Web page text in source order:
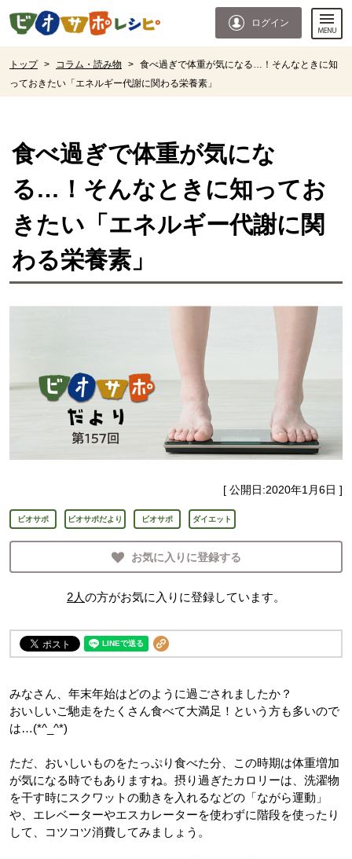
ページの先頭です。
ログイン
トップ > コラム・読み物 > 食べ過ぎで体重が気になる…！そんなときに知
っておきたい「エネルギー代謝に関わる栄養素」
食べ過ぎで体重が気にな
る…！そんなときに知ってお
きたい「エネルギー代謝に関
わる栄養素」
[ 公開日:2020年1月6日 ]
ビオサポ ビオサポだより ビオサポ ダイエット
お気に入りに登録する
2人の方がお気に入りに登録しています。
みなさん、年末年始はどのように過ごされましたか？
おいしいご馳走をたくさん食べて大満足！という方も多いので
は…(*^_^*)
ただ、おいしいものをたっぷり食べた分、この時期は体重増加
が気になる時でもありますね。摂り過ぎたカロリーは、洗濯物
を干す時にスクワットの動きを入れるなどの「ながら運動」
や、エレベーターやエスカレーターを使わずに階段を使ったり
して、コツコツ消費してみましょう。